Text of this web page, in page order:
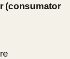
(consumator